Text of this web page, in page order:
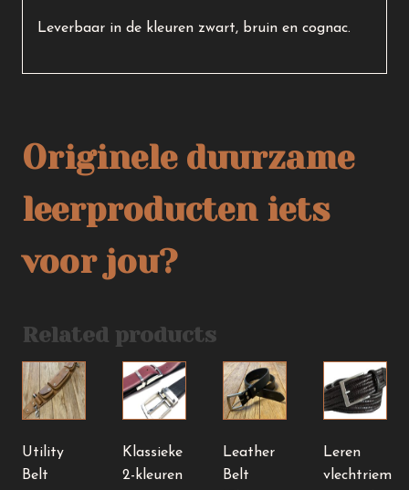
Leverbaar in de kleuren zwart, bruin en cognac.
Originele duurzame
leerproducten iets
voor jou?
Related products
Utility
Belt
Klassieke
2-kleuren
Dit
product
heeft
Leather
Belt
Dit
product
heeft
Leren
vlechtriem
product
heeft